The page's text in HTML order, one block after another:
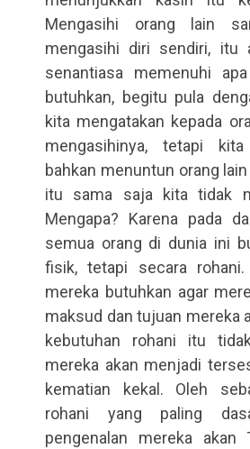
Mengasihi orang lain
mengasihi diri sendiri, itu
senantiasa memenuhi
butuhkan, begitu pula
kita mengatakan kepada
mengasihinya, tetapi
bahkan menuntun orang
itu sama saja kita tidak
Mengapa? Karena pada
semua orang di dunia ini
fisik, tetapi secara rohani.
mereka butuhkan agar
maksud dan tujuan mereka
kebutuhan rohani itu
mereka akan menjadi
kematian kekal. Oleh
rohani yang paling
pengenalan mereka akan